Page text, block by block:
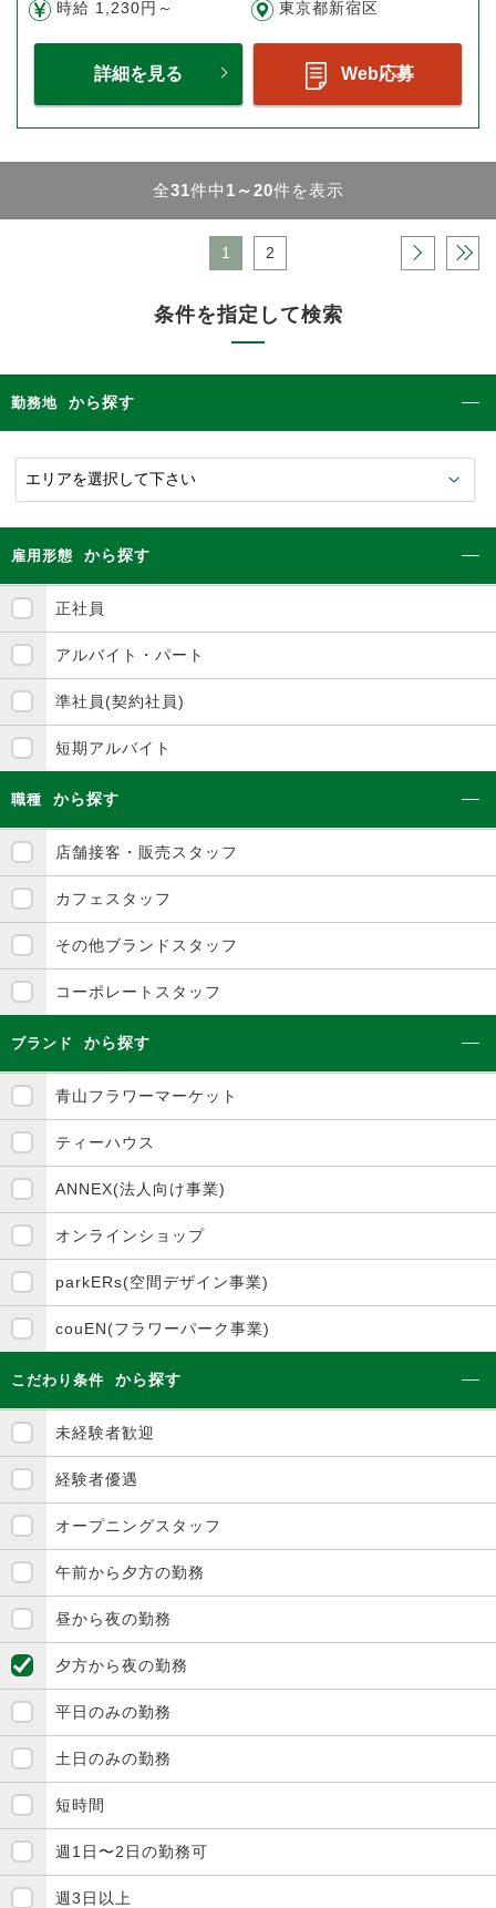
時給 1,230円～ 東京都新宿区
詳細を見る Web応募
全31件中 1～20件を表示
1 2 › »
条件を指定して検索
勤務地 から探す
雇用形態 から探す
正社員
アルバイト・パート
準社員(契約社員)
短期アルバイト
職種 から探す
店舗接客・販売スタッフ
カフェスタッフ
その他ブランドスタッフ
コーポレートスタッフ
ブランド から探す
青山フラワーマーケット
ティーハウス
ANNEX(法人向け事業)
オンラインショップ
parkERs(空間デザイン事業)
couEN(フラワーパーク事業)
こだわり条件 から探す
未経験者歓迎
経験者優遇
オープニングスタッフ
午前から夕方の勤務
昼から夜の勤務
夕方から夜の勤務
平日のみの勤務
土日のみの勤務
短時間
週1日〜2日の勤務可
週3日以上